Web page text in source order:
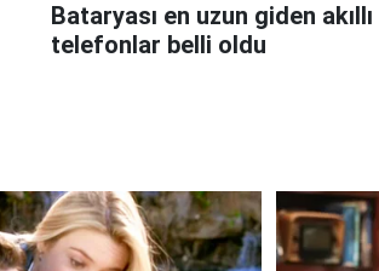
Bataryası en uzun giden akıllı
telefonlar belli oldu